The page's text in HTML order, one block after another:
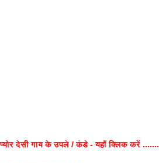
प्योर देसी गाय के उपले / कंडे - यहाँ क्लिक करें .......